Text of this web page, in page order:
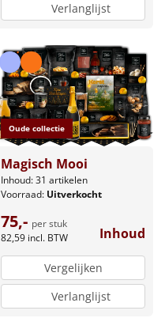
Verlanglijst
Oude collectie
Magisch Mooi
Inhoud: 31 artikelen
Voorraad: Uitverkocht
75,- per stuk
82,59 incl. BTW Inhoud
Vergelijken
Verlanglijst